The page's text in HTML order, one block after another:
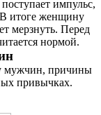
импульс,
В итоге женщину
мерзнуть. Перед
нормой.
мужчин, причины
привычках.